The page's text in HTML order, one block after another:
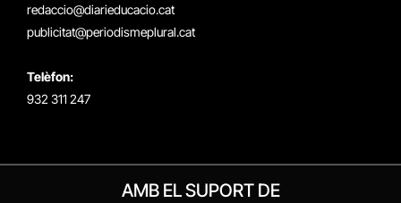
redaccio@diarieducacio.cat
publicitat@periodismeplural.cat
Telèfon:
932 311 247
AMB EL SUPORT DE